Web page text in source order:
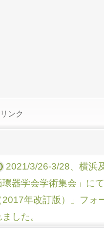
ンク
2021/3/26-3/28、横浜
環器学会学術集会」に
2017年改訂版）」フ
ました。